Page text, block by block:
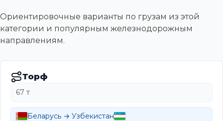
Ориентировочные варианты по грузам из этой
категории и популярным железнодорожным
направлениям.
Торф
67 т
Беларусь → Узбекистан